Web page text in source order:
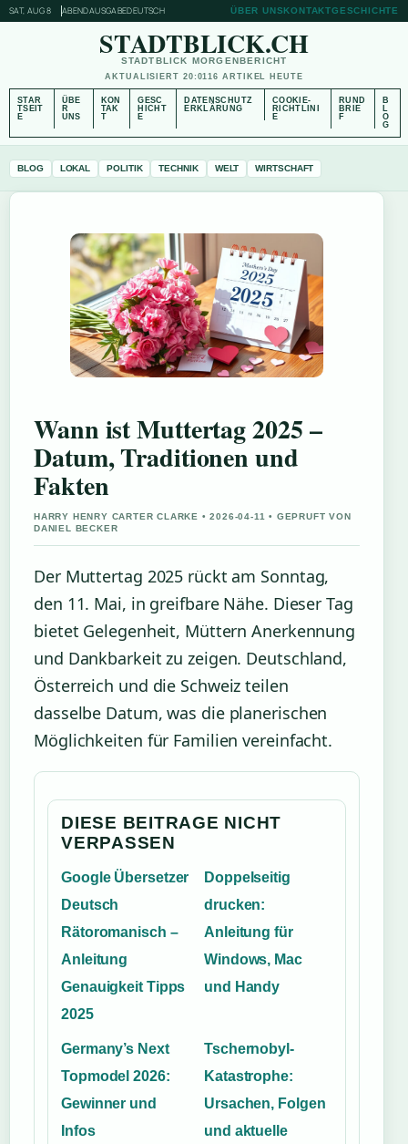
SAT, AUG 8 ABENDAUSGABEDEUTSCH ÜBER UNSKONTAKTGESCHICHTE
STADTBLICK.CH
STADTBLICK MORGENBERICHT
AKTUALISIERT 20:0116 ARTIKEL HEUTE
STAR
TSEIT
E
ÜBE
R
UNS
KON
TAK
T
GESC
HICHT
E
DATENSCHUTZ
ERKLÄRUNG
COOKIE-
RICHTLINI
E
RUND
BRIE
F
B
L
O
G
BLOG LOKAL POLITIK TECHNIK WELT WIRTSCHAFT
Wann ist Muttertag 2025 –
Datum, Traditionen und
Fakten
HARRY HENRY CARTER CLARKE • 2026-04-11 • GEPRUFT VON
DANIEL BECKER
Der Muttertag 2025 rückt am Sonntag,
den 11. Mai, in greifbare Nähe. Dieser Tag
bietet Gelegenheit, Müttern Anerkennung
und Dankbarkeit zu zeigen. Deutschland,
Österreich und die Schweiz teilen
dasselbe Datum, was die planerischen
Möglichkeiten für Familien vereinfacht.
DIESE BEITRAGE NICHT
VERPASSEN
Google Übersetzer
Deutsch
Rätoromanisch –
Anleitung
Genauigkeit Tipps
2025
Doppelseitig
drucken:
Anleitung für
Windows, Mac
und Handy
Germany’s Next
Topmodel 2026:
Gewinner und
Infos
Tschernobyl-
Katastrophe:
Ursachen, Folgen
und aktuelle